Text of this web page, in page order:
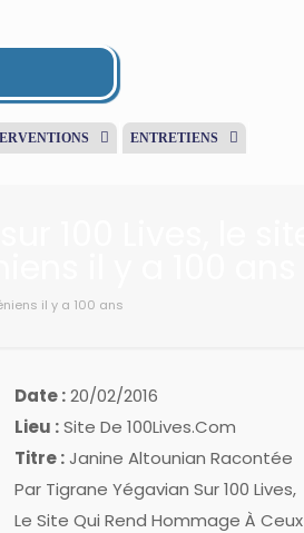
ENTRETIENS
il y a 100 ans
Date :20/02/2016
Lieu :Site De 100Lives.com
Titre :Janine Altounian Racontée
Par Tigrane Yégavian Sur 100 Lives,
Le Site Qui Rend Hommage À Ceux